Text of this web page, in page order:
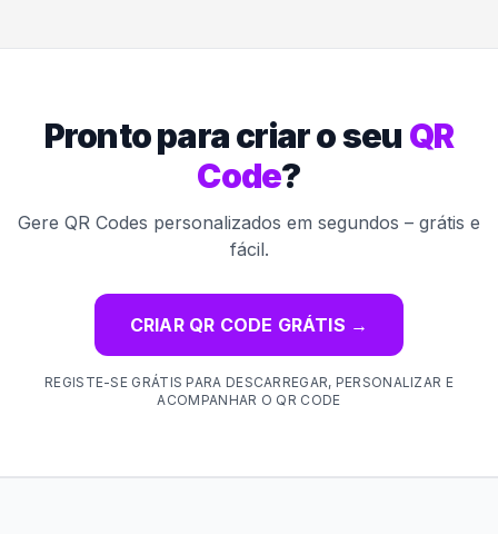
Pronto para criar o seu QR
Code?
Gere QR Codes personalizados em segundos – grátis e
fácil.
CRIAR QR CODE GRÁTIS →
REGISTE-SE GRÁTIS PARA DESCARREGAR, PERSONALIZAR E
ACOMPANHAR O QR CODE